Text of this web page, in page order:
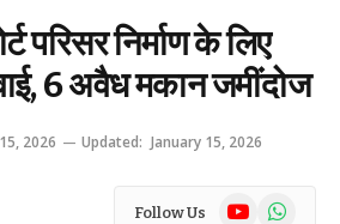
परिसर निर्माण के लिए
6 अवैध मकान जमींदोज
2026 Updated: January 15, 2026
Follow Us YouTubeWhatsApp